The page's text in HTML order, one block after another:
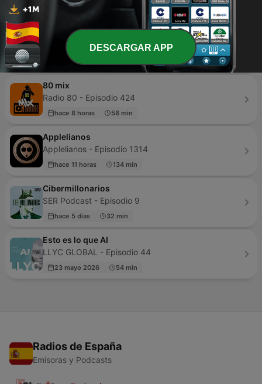
60 min
Cafe con Victor
Victor Abarca - Episodio 168
28 abr. 2024
80 mix
Radio 80 - Episodio 424
hace 8 horas 58 min
Applelianos
Applelianos - Episodio 1314
hace 11 horas 134 min
Cibermillonarios
SER Podcast - Episodio 9
hace 5 días 32 min
Esto es lo que AI
LLYC GLOBAL - Episodio 44
23 mayo 2026 54 min
Radios de España
Emisoras y Podcasts
DESCARGAR APP